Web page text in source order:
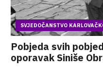
SVJEDOČANSTVO
Pobjeda svih
oporavak Siniše